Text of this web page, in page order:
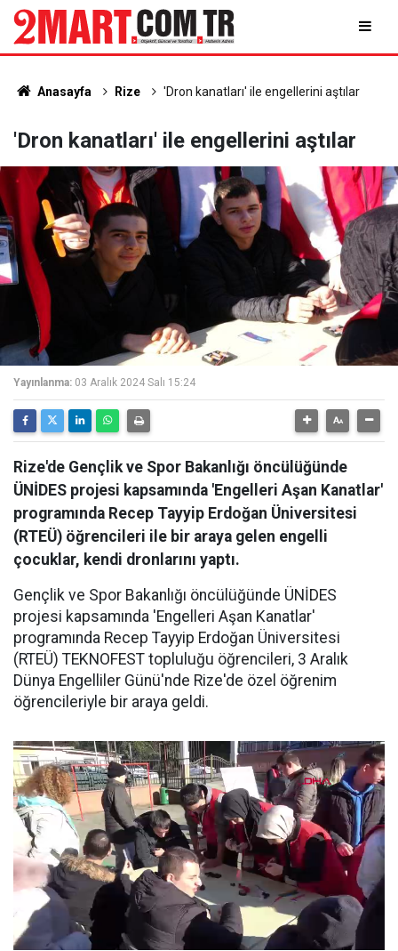
Anasayfa Rize 'Dron kanatları' ile engellerini aştılar
'Dron kanatları' ile engellerini aştılar
Yayınlanma: 03 Aralık 2024 Salı 15:24
Rize'de Gençlik ve Spor Bakanlığı öncülüğünde
ÜNİDES projesi kapsamında 'Engelleri Aşan Kanatlar'
programında Recep Tayyip Erdoğan Üniversitesi
(RTEÜ) öğrencileri ile bir araya gelen engelli
çocuklar, kendi dronlarını yaptı.
Gençlik ve Spor Bakanlığı öncülüğünde ÜNİDES
projesi kapsamında 'Engelleri Aşan Kanatlar'
programında Recep Tayyip Erdoğan Üniversitesi
(RTEÜ) TEKNOFEST topluluğu öğrencileri, 3 Aralık
Dünya Engelliler Günü'nde Rize'de özel öğrenim
öğrencileriyle bir araya geldi.